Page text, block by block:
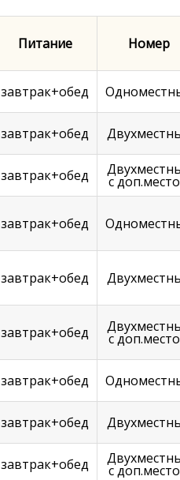
Питание Номер
завтрак+обед
завтрак+обед
завтрак+обед с
завтрак+обед
завтрак+обед
завтрак+обед с
завтрак+обед
завтрак+обед
завтрак+обед с